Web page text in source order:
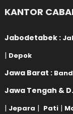
KANTOR
Jabodetabek :
| Depok
Jawa Barat :
Jawa Tengah &
| Jepara | Pati |